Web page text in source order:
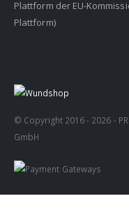
Plattform der EU-
Plattform)
© Copyright 2016 - 2026 -
GmbH